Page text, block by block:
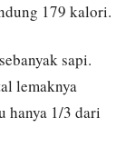
179 kalori.
sapi.
lemaknya
hanya 1/3 dari